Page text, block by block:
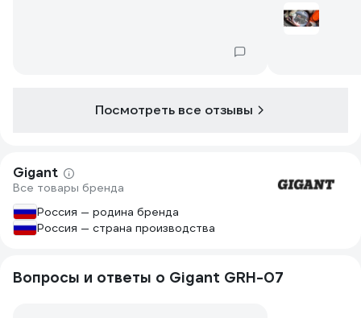
гараже и
Посмотреть все отзывы
Gigant
Все товары бренда
Россия — родина бренда
Россия — страна производства
Вопросы и ответы о Gigant GRH-07